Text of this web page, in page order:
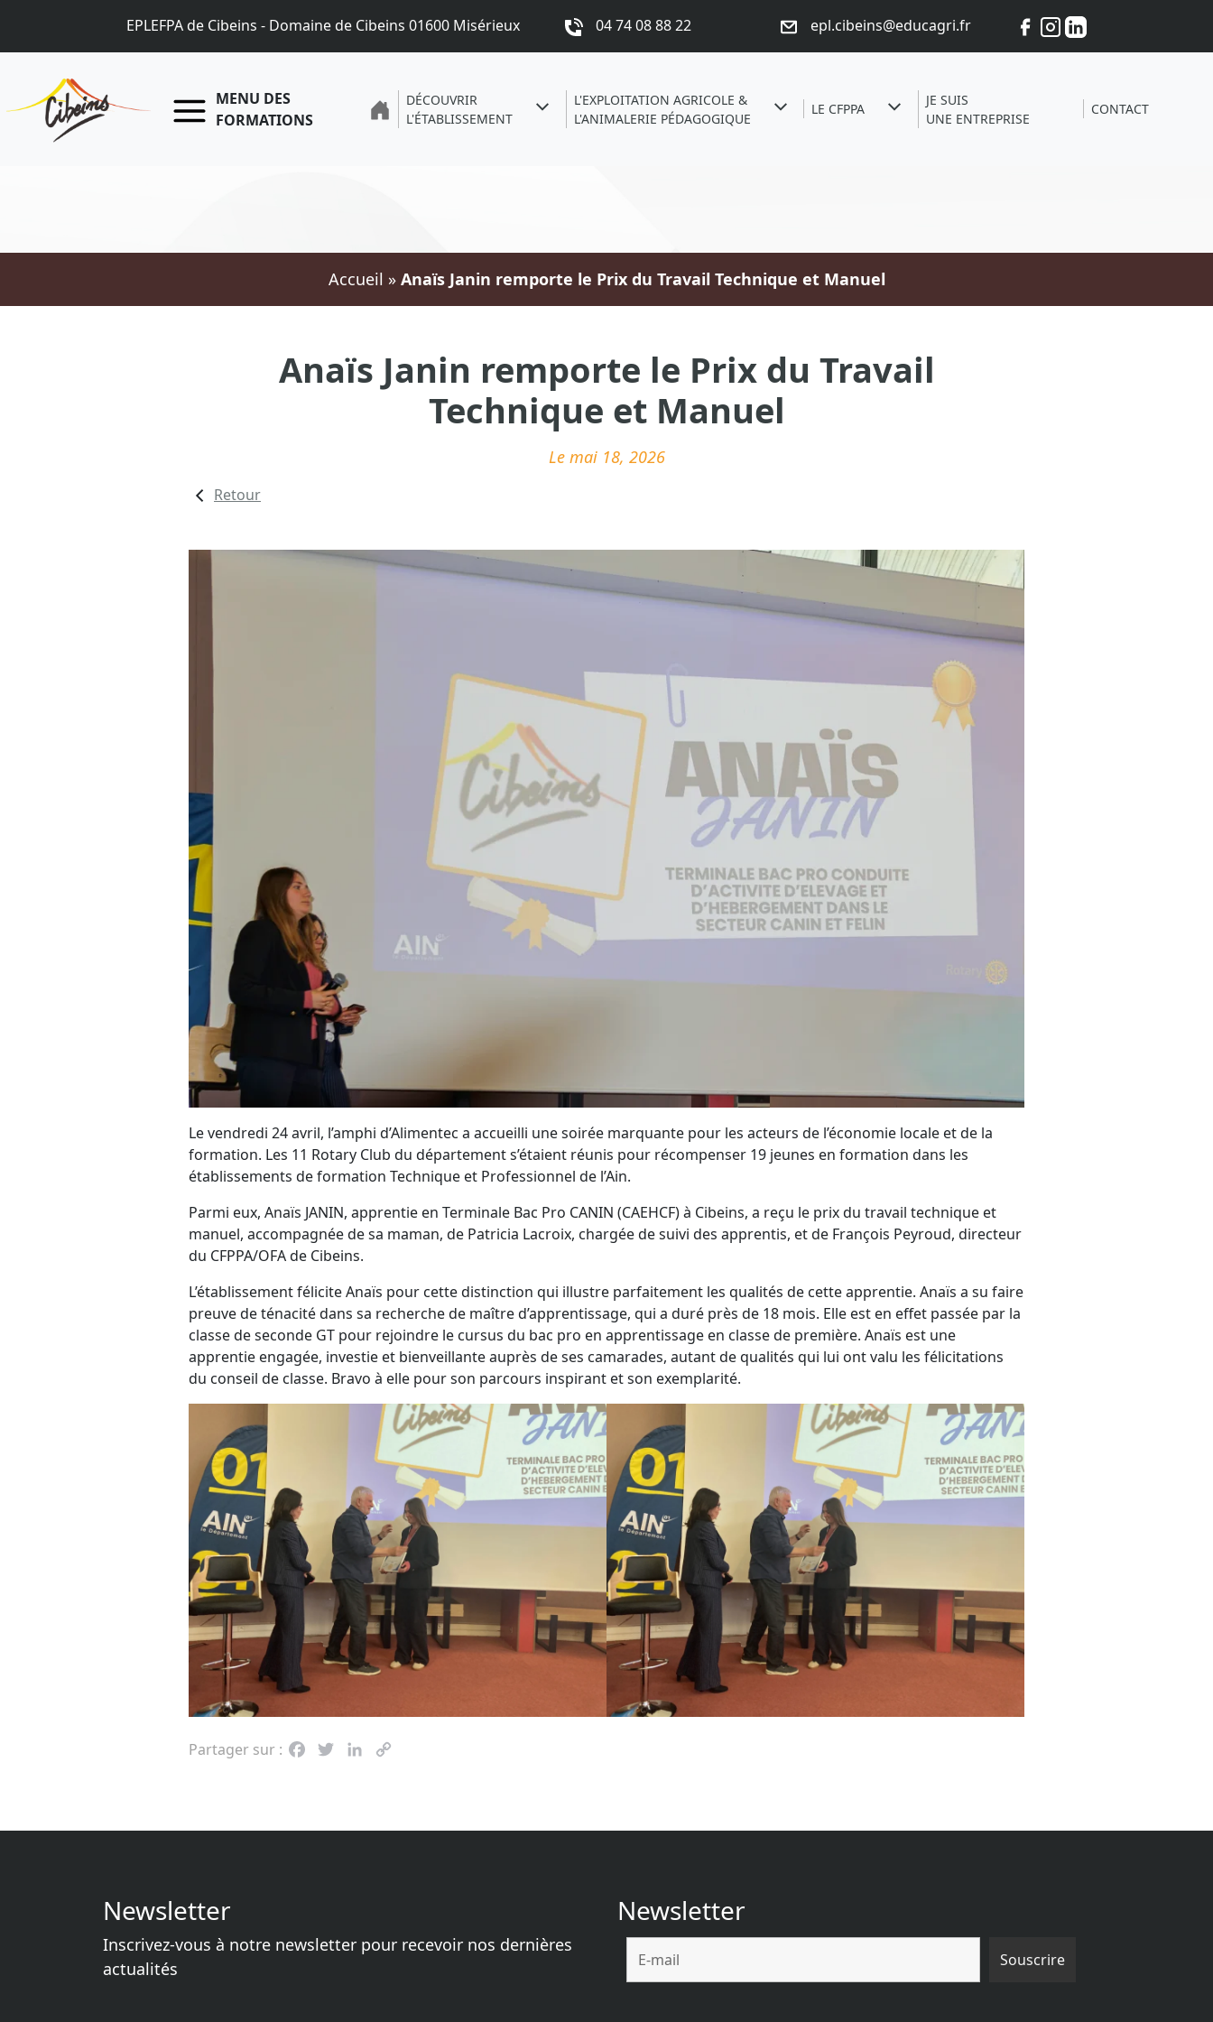
EPLEFPA de Cibeins - Domaine de Cibeins 01600 Misérieux 04 74 08 88 22 epl.cibeins@educagri.fr
MENU DES
FORMATIONS
DÉCOUVRIR
L'ÉTABLISSEMENT
L'EXPLOITATION AGRICOLE &
L'ANIMALERIE PÉDAGOGIQUE
LE CFPPA
JE SUIS
UNE ENTREPRISE
CONTACT
Accueil » Anaïs Janin remporte le Prix du Travail Technique et Manuel
Anaïs Janin remporte le Prix du Travail
Technique et Manuel
Le mai 18, 2026
Retour
Le vendredi 24 avril, l’amphi d’Alimentec a accueilli une soirée marquante pour les acteurs de l’économie locale et de la
formation. Les 11 Rotary Club du département s’étaient réunis pour récompenser 19 jeunes en formation dans les
établissements de formation Technique et Professionnel de l’Ain.
Parmi eux, Anaïs JANIN, apprentie en Terminale Bac Pro CANIN (CAEHCF) à Cibeins, a reçu le prix du travail technique et
manuel, accompagnée de sa maman, de Patricia Lacroix, chargée de suivi des apprentis, et de François Peyroud, directeur
du CFPPA/OFA de Cibeins.
L’établissement félicite Anaïs pour cette distinction qui illustre parfaitement les qualités de cette apprentie. Anaïs a su faire
preuve de ténacité dans sa recherche de maître d’apprentissage, qui a duré près de 18 mois. Elle est en effet passée par la
classe de seconde GT pour rejoindre le cursus du bac pro en apprentissage en classe de première. Anaïs est une
apprentie engagée, investie et bienveillante auprès de ses camarades, autant de qualités qui lui ont valu les félicitations
du conseil de classe. Bravo à elle pour son parcours inspirant et son exemplarité.
Partager sur : FacebookTwitterLinkedIn
Newsletter
Inscrivez-vous à notre newsletter pour recevoir nos dernières
actualités
Newsletter